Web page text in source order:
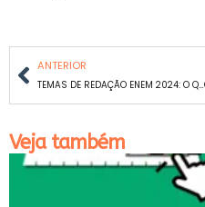
ANTERIOR
TEMAS DE REDAÇÃO ENEM 2024: O QUE PODE SER COBRADO?
Veja também